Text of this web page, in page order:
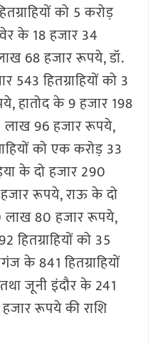
को 5 करोड़
के 18 हजार 34
68 हजार रूपये, डॉ.
हितग्राहियों को 3
हातोद के 9 हजार 198
लाख 96 हजार रूपये,
को एक करोड़ 33
के दो हजार 290
रूपये, राऊ के दो
लाख 80 हजार रूपये,
हितग्राहियों को 35
के 841 हितग्राहियों
जूनी इंदौर के 241
हजार रूपये की राशि